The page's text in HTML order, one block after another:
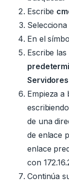
Escribe
Selecciona
En el
Escribe
Servidores
Empieza a
escribiendo
de una
de enlace
enlace
con
Continúa